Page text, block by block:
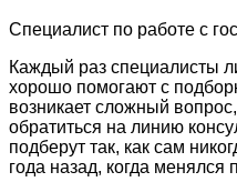
Специалист по работе с
Каждый раз специалисты
хорошо помогают с
возникает сложный
обратиться на линию
подберут так, как сам
года назад, когда менялся